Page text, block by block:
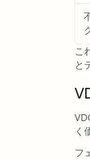
こ
と
く
フ